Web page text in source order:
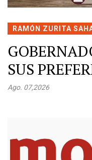
RAMÓN ZURITA
SUS
Ago. 07,2026